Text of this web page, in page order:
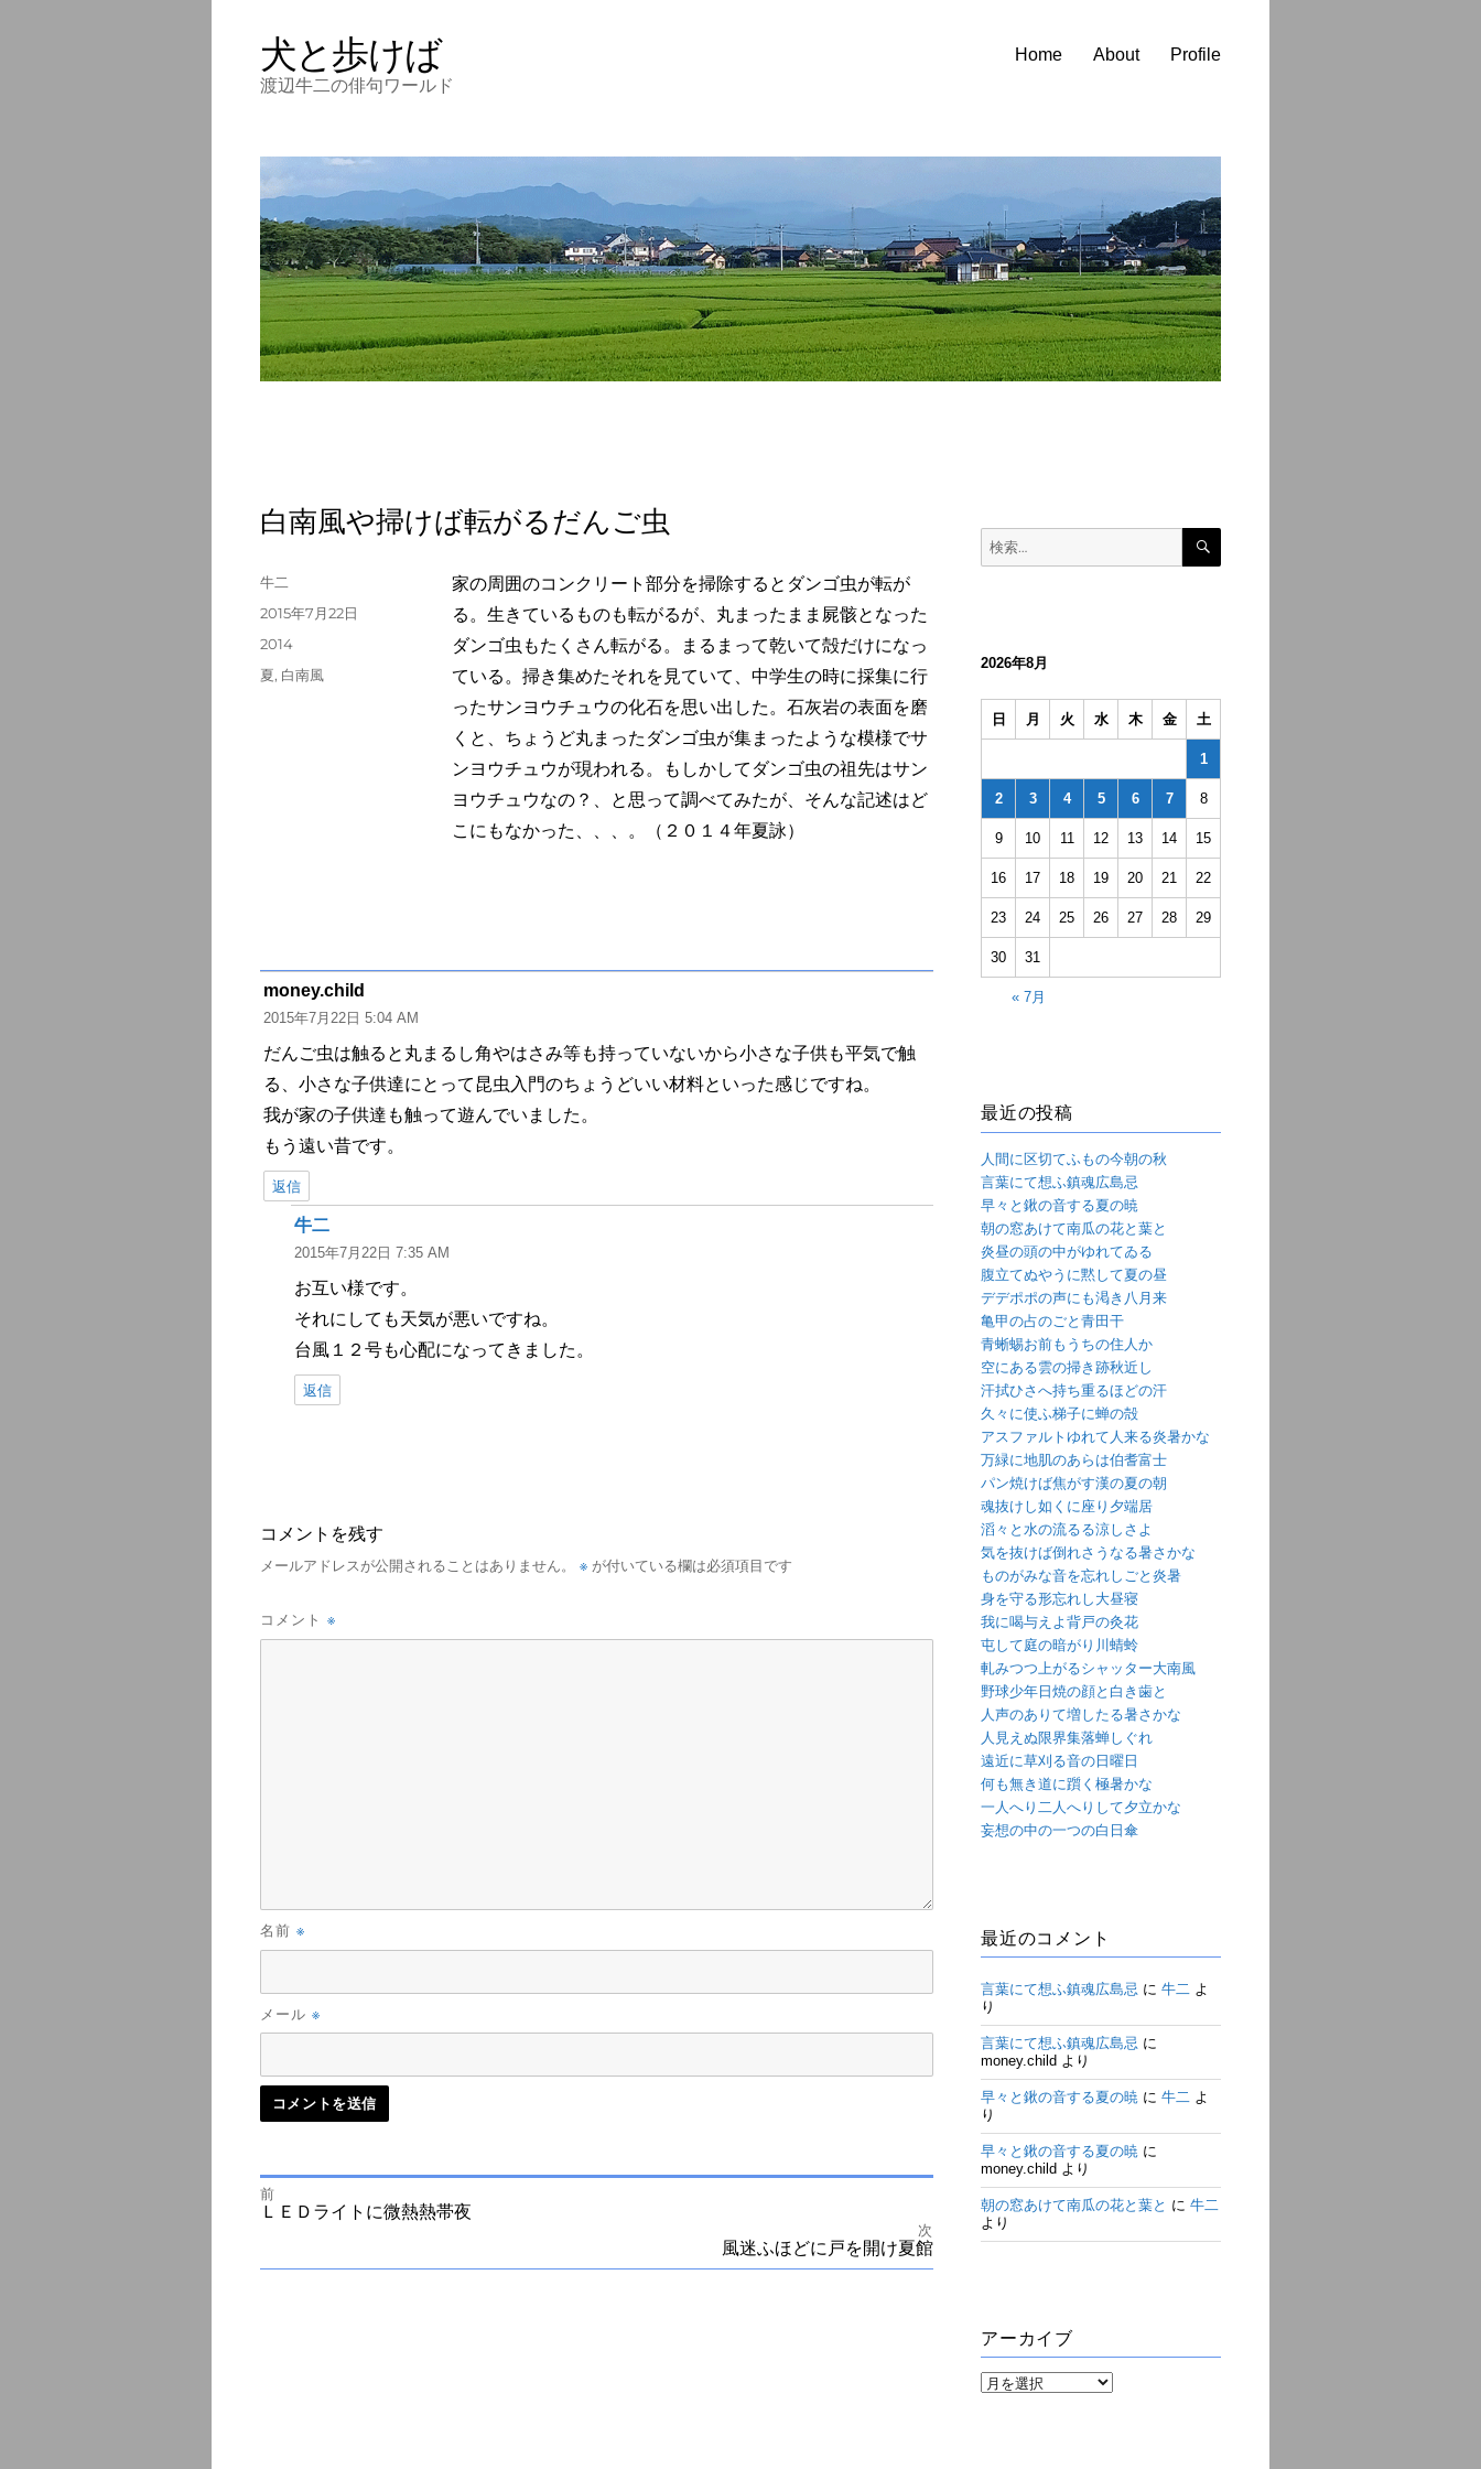
犬と歩けば
渡辺牛二の俳句ワールド
Home About Profile
白南風や掃けば転がるだんご虫
家の周囲のコンクリート部分を掃除するとダンゴ虫が転が
る。生きているものも転がるが、丸まったまま屍骸となった
ダンゴ虫もたくさん転がる。まるまって乾いて殻だけになっ
ている。掃き集めたそれを見ていて、中学生の時に採集に行
ったサンヨウチュウの化石を思い出した。石灰岩の表面を磨
くと、ちょうど丸まったダンゴ虫が集まったような模様でサ
ンヨウチュウが現われる。もしかしてダンゴ虫の祖先はサン
ヨウチュウなの？、と思って調べてみたが、そんな記述はど
こにもなかった、、、。（２０１４年夏詠）
投
牛二
投
2015年7月22日
カ
テ
2014
タ
夏, 白南風
money.child
り:
2015年7月22日 5:04 AM
だんご虫は触ると丸まるし角やはさみ等も持っていないから小さな子供も平気で触
る、小さな子供達にとって昆虫入門のちょうどいい材料といった感じですね。
我が家の子供達も触って遊んでいました。
もう遠い昔です。
返信
牛二よ
り:
2015年7月22日 7:35 AM
お互い様です。
それにしても天気が悪いですね。
台風１２号も心配になってきました。
返信
コメントを残す
メールアドレスが公開されることはありません。 ※が付いている欄は必須項目です
コメント ※
名前 ※
メール ※
投
前
前ＬＥＤライトに微熱熱帯夜
次
風迷ふほどに戸を開け夏館
検
検
2026年8月
日 月 火 水 木 金 土
1
2 3 4 5 6 7 8
9 10 11 12 13 14 15
16 17 18 19 20 21 22
23 24 25 26 27 28 29
30 31
« 7月
最近の投稿
人間に区切てふもの今朝の秋
言葉にて想ふ鎮魂広島忌
早々と鍬の音する夏の暁
朝の窓あけて南瓜の花と葉と
炎昼の頭の中がゆれてゐる
腹立てぬやうに黙して夏の昼
デデポポの声にも渇き八月来
亀甲の占のごと青田干
青蜥蜴お前もうちの住人か
空にある雲の掃き跡秋近し
汗拭ひさへ持ち重るほどの汗
久々に使ふ梯子に蝉の殻
アスファルトゆれて人来る炎暑かな
万緑に地肌のあらは伯耆富士
パン焼けば焦がす漢の夏の朝
魂抜けし如くに座り夕端居
滔々と水の流るる涼しさよ
気を抜けば倒れさうなる暑さかな
ものがみな音を忘れしごと炎暑
身を守る形忘れし大昼寝
我に喝与えよ背戸の灸花
屯して庭の暗がり川蜻蛉
軋みつつ上がるシャッター大南風
野球少年日焼の顔と白き歯と
人声のありて増したる暑さかな
人見えぬ限界集落蝉しぐれ
遠近に草刈る音の日曜日
何も無き道に躓く極暑かな
一人へり二人へりして夕立かな
妄想の中の一つの白日傘
最近のコメント
言葉にて想ふ鎮魂広島忌 に牛二 よ
り
言葉にて想ふ鎮魂広島忌 に
money.child より
早々と鍬の音する夏の暁 に牛二 よ
り
早々と鍬の音する夏の暁 に
money.child より
朝の窓あけて南瓜の花と葉と に牛二
より
アーカイブ
ア